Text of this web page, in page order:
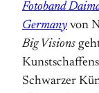
Fotoband
Germany von
Big Visions
Schwarzer